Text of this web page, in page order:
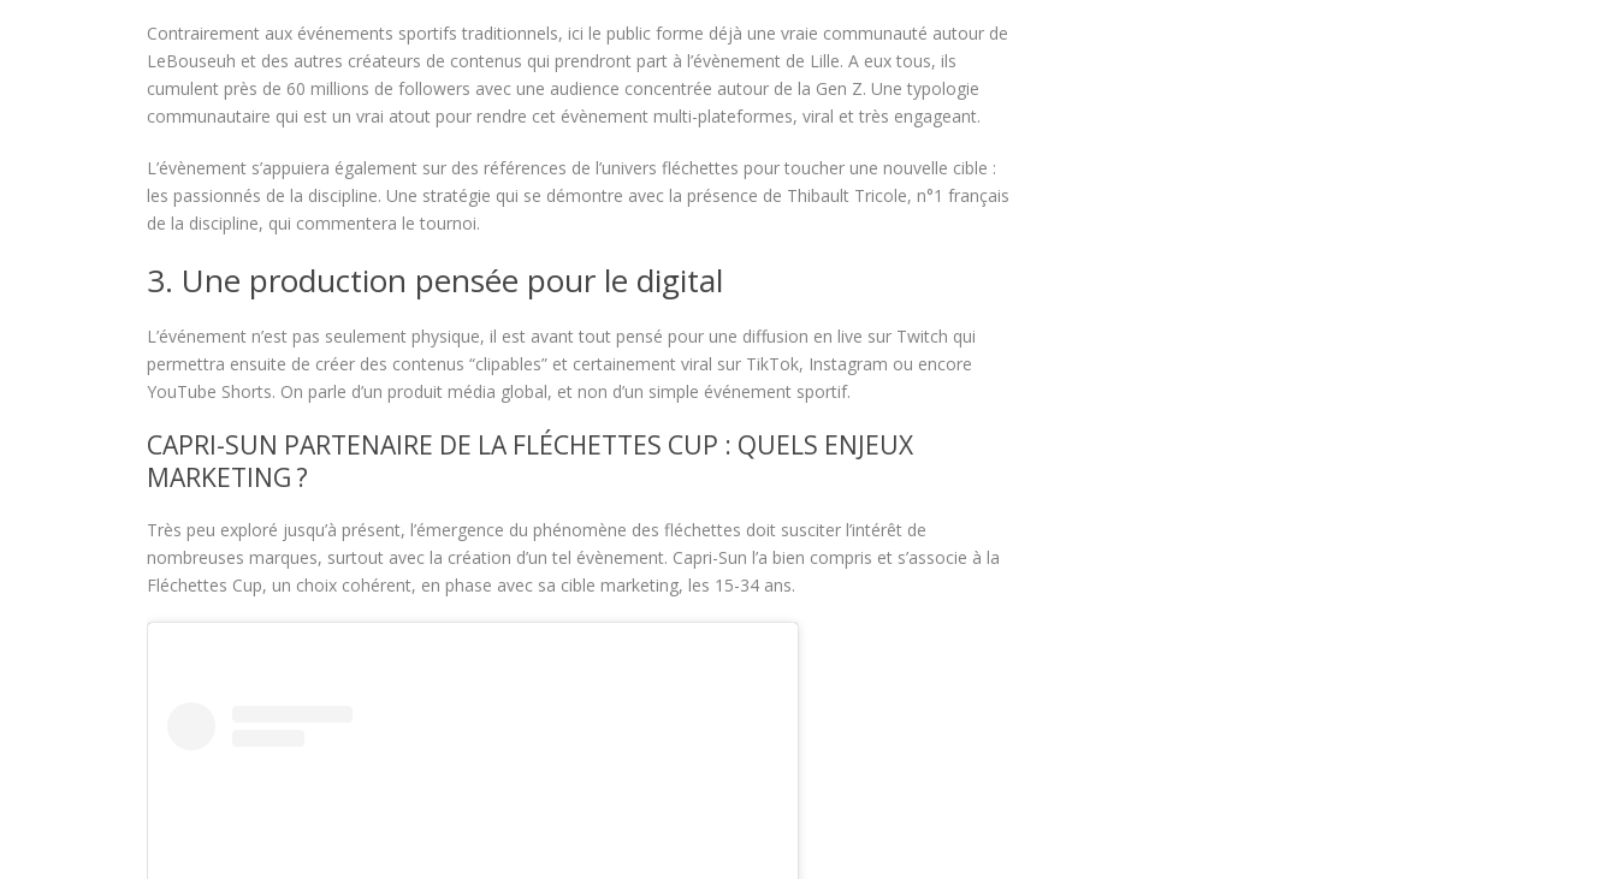
Contrairement aux événements sportifs traditionnels, ici le public forme déjà une vraie communauté autour de
LeBouseuh et des autres créateurs de contenus qui prendront part à l’évènement de Lille. A eux tous, ils
cumulent près de 60 millions de followers avec une audience concentrée autour de la Gen Z. Une typologie
communautaire qui est un vrai atout pour rendre cet évènement multi-plateformes, viral et très engageant.
L’évènement s’appuiera également sur des références de l’univers fléchettes pour toucher une nouvelle cible :
les passionnés de la discipline. Une stratégie qui se démontre avec la présence de Thibault Tricole, n°1 français
de la discipline, qui commentera le tournoi.
3. Une production pensée pour le digital
L’événement n’est pas seulement physique, il est avant tout pensé pour une diffusion en live sur Twitch qui
permettra ensuite de créer des contenus “clipables” et certainement viral sur TikTok, Instagram ou encore
YouTube Shorts. On parle d’un produit média global, et non d’un simple événement sportif.
CAPRI-SUN PARTENAIRE DE LA FLÉCHETTES CUP : QUELS ENJEUX
MARKETING ?
Très peu exploré jusqu’à présent, l’émergence du phénomène des fléchettes doit susciter l’intérêt de
nombreuses marques, surtout avec la création d’un tel évènement. Capri-Sun l’a bien compris et s’associe à la
Fléchettes Cup, un choix cohérent, en phase avec sa cible marketing, les 15-34 ans.